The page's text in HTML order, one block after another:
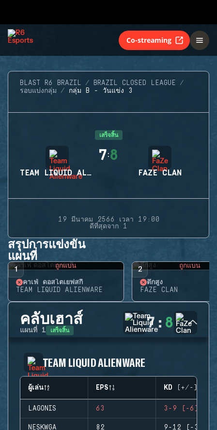
Co-streaming
BLAST R6 BRAZIL
BRAZIL CLOSED LEAGUE
รอบแบ่งกลุ่ม
กลุ่ม B - วันแข่ง 3
เสร็จสิ้น
TEAM LIQUID ALIENWARE
7:8
FAZE CLAN
19 มีนาคม 2566 เวลา 19:00
ดีที่สุดจาก 1
สรุปการแข่งขัน
แผนที่
1 ถูกแบน
คาเฟ่ ดอสโตเยฟสกี้
TEAM LIQUID ALIENWARE
2 ถูกแบน
ตึกสูง
FAZE CLAN
คลับเฮาส์
แผนที่ 1 เสร็จสิ้น 7 : 8
TEAM LIQUID ALIENWARE
ผู้เล่น EPS KD (+/-)
LAGONIS 63 3-9 (-6)
NESKWGA 82 9-12 (-3)